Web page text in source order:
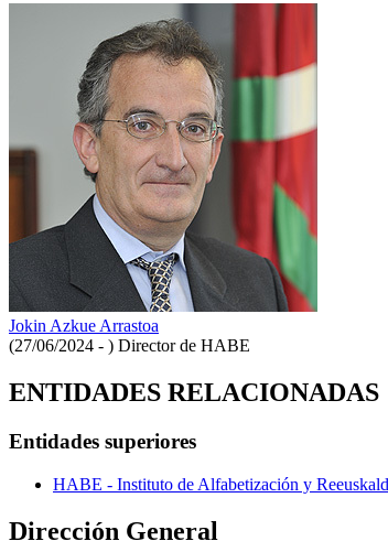
Jokin Azkue Arrastoa
(27/06/2024 - ) Director de HABE
ENTIDADES RELACIONADAS
Entidades superiores
HABE - Instituto de Alfabetización y
Dirección General